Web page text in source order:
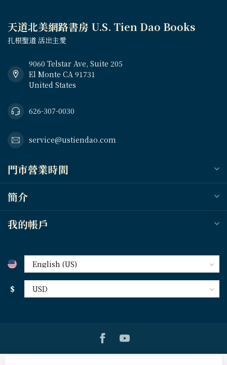
天道北美網路書房 U.S. Tien Dao Books
扎根聖道 活出主愛
9060 Telstar Ave, Suite 205
El Monte CA 91731
United States
626-307-0030
service@ustiendao.com
門市營業時間
簡介
我的帳戶
$